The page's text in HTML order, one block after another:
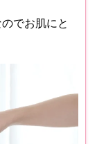
のでお肌にと